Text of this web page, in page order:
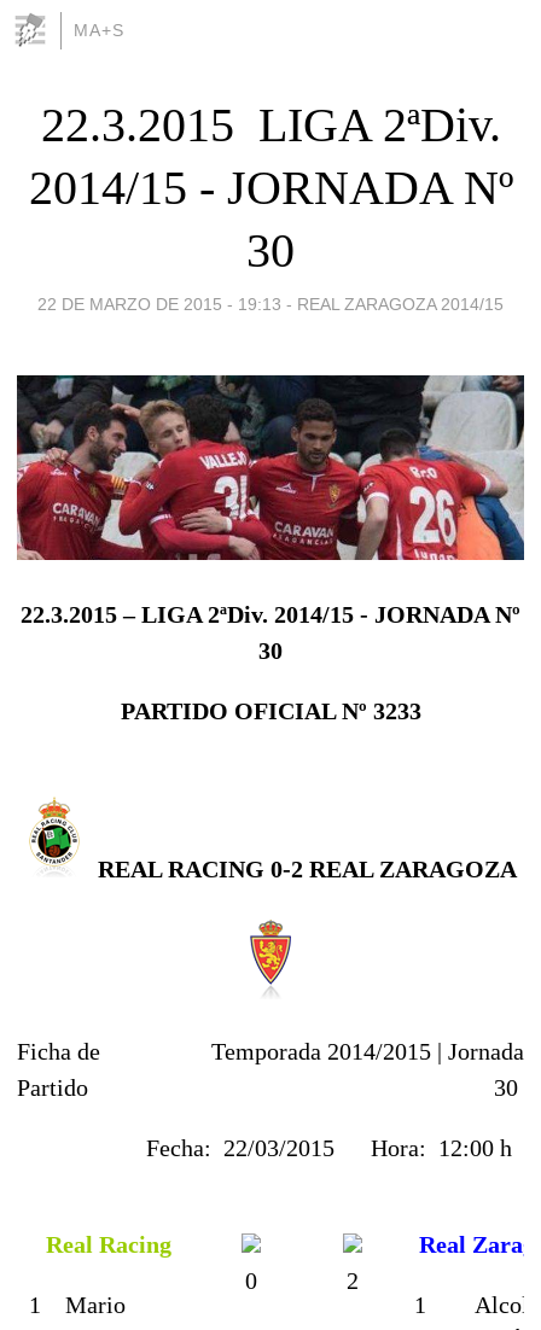
MA+S
22.3.2015  LIGA 2ªDiv.
2014/15 - JORNADA Nº
30
22 DE MARZO DE 2015 - 19:13 - REAL ZARAGOZA 2014/15
22.3.2015 – LIGA 2ªDiv. 2014/15 - JORNADA Nº
30
PARTIDO OFICIAL Nº 3233
REAL RACING 0-2 REAL ZARAGOZA
Ficha de
Partido
Temporada 2014/2015 | Jornada
30
Fecha: 22/03/2015 Hora: 12:00 h
Real Racing
1
Mario
0 2
Real
1